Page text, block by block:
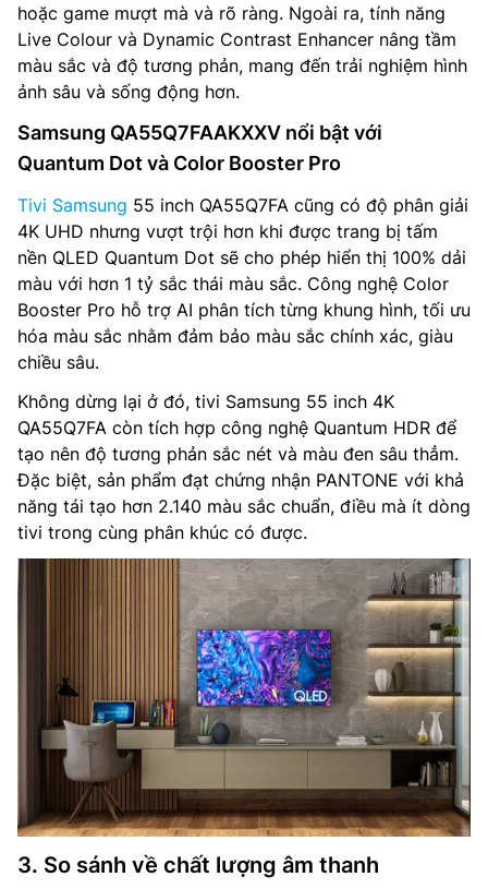
hoặc game mượt mà và rõ ràng. Ngoài ra, tính năng
Live Colour và Dynamic Contrast Enhancer nâng tầm
màu sắc và độ tương phản, mang đến trải nghiệm hình
ảnh sâu và sống động hơn.
Samsung QA55Q7FAAKXXV nổi bật với
Quantum Dot và Color Booster Pro
Tivi Samsung 55 inch QA55Q7FA cũng có độ phân giải
4K UHD nhưng vượt trội hơn khi được trang bị tấm
nền QLED Quantum Dot sẽ cho phép hiển thị 100% dải
màu với hơn 1 tỷ sắc thái màu sắc. Công nghệ Color
Booster Pro hỗ trợ AI phân tích từng khung hình, tối ưu
hóa màu sắc nhằm đảm bảo màu sắc chính xác, giàu
chiều sâu.
Không dừng lại ở đó, tivi Samsung 55 inch 4K
QA55Q7FA còn tích hợp công nghệ Quantum HDR để
tạo nên độ tương phản sắc nét và màu đen sâu thẳm.
Đặc biệt, sản phẩm đạt chứng nhận PANTONE với khả
năng tái tạo hơn 2.140 màu sắc chuẩn, điều mà ít dòng
tivi trong cùng phân khúc có được.
3. So sánh về chất lượng âm thanh